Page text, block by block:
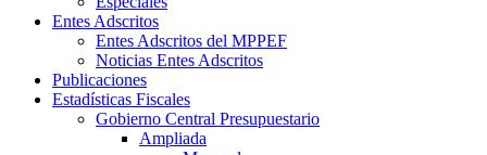
Entes Adscritos
Entes Adscritos del MPPEF
Noticias Entes Adscritos
Publicaciones
Estadísticas Fiscales
Gobierno Central Presupuestario
Ampliada